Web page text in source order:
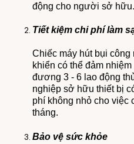
động cho người sở hữu.
Tiết kiệm chi phí làm
Chiếc máy hút bụi
khiển có thể đảm
đương 3 - 6 lao động
nghiệp sở hữu thiết bị
phí không nhỏ cho
tháng.
Bảo vệ sức khỏe